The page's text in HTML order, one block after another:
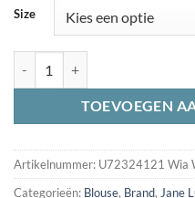
Size
TOEVOEGEN
Artikelnummer: U72324121 Wia
Categorieën: Blouse, Brand, Jane